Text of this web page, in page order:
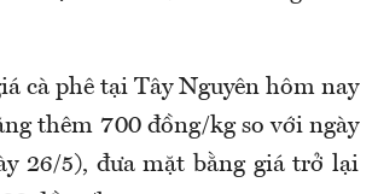
cà phê tại Tây Nguyên hôm nay
thêm 700 đồng/kg so với ngày
26/5), đưa mặt bằng giá trở lại